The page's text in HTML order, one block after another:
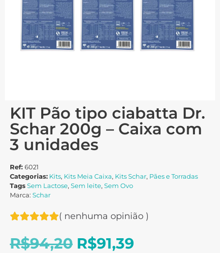
KIT Pão tipo ciabatta Dr.
Schar 200g – Caixa com
3 unidades
Ref: 6021
Categorias: Kits, Kits Meia Caixa, Kits Schar, Pães e Torradas
TagsSem Lactose, Sem leite, Sem Ovo
Marca: Schar
( nenhuma opinião )
R$94,20 R$91,39